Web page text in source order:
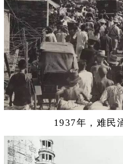
1937年，难民